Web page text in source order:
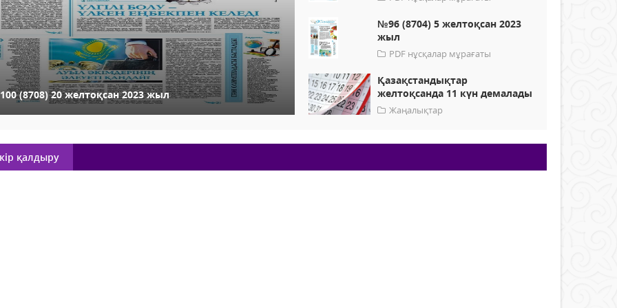
(8708) 20 желтоқсан 2023 жыл
№96 (8704) 5 желтоқсан 2023
жыл
PDF нұсқалар мұрағаты
Қазақстандықтар
желтоқсанда 11 күн демалады
Жаңалықтар
қалдыру